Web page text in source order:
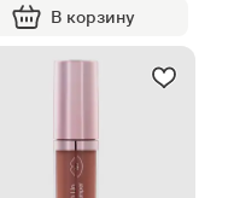
В корзину